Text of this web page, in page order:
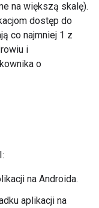
na większą skalę).
dostęp do
co najmniej 1 z
i
o
na Androida.
aplikacji na